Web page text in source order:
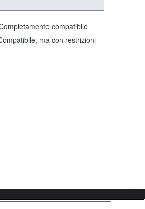
compatibile
ma con restrizioni